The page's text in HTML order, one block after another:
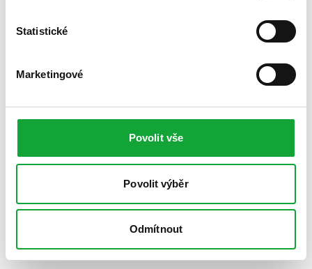
Statistické
Marketingové
Povolit vše
Povolit výběr
Odmítnout